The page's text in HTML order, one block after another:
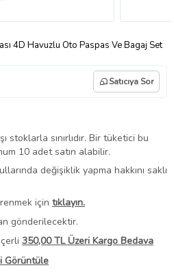
4D Havuzlu Oto Paspas Ve Bagaj Set
Satıcıya Sor
stoklarla sınırlıdır. Bir tüketici bu
10 adet satın alabilir.
değişiklik yapma hakkını saklı
için tıklayın.
gönderilecektir.
350,00 TL Üzeri Kargo Bedava
Görüntüle